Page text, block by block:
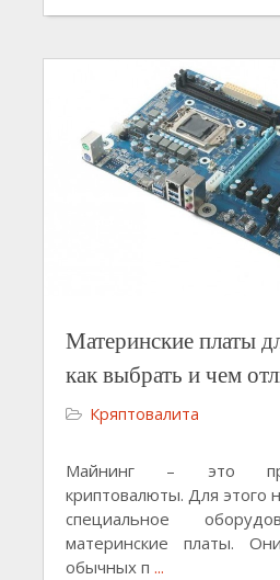
Материнские платы
как выбрать и чем
Кряптовалита
Майнинг – это
криптовалюты. Для этого
специальное
материнские платы.
обычных п ...